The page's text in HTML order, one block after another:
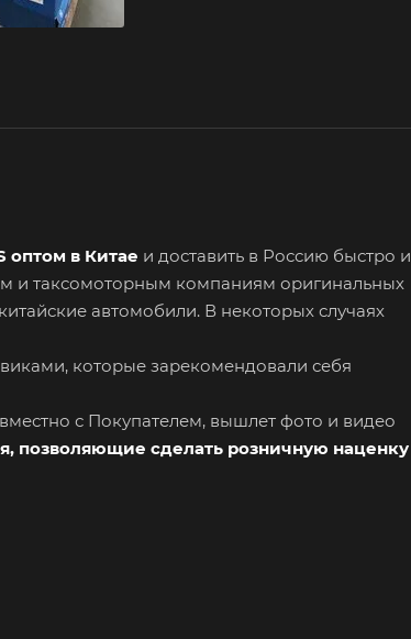
оптом в Китае и доставить в Россию быстро и
и таксомоторным компаниям оригинальных
автомобили. В некоторых случаях
которые зарекомендовали себя
с Покупателем, вышлет фото и видео
позволяющие сделать розничную наценку